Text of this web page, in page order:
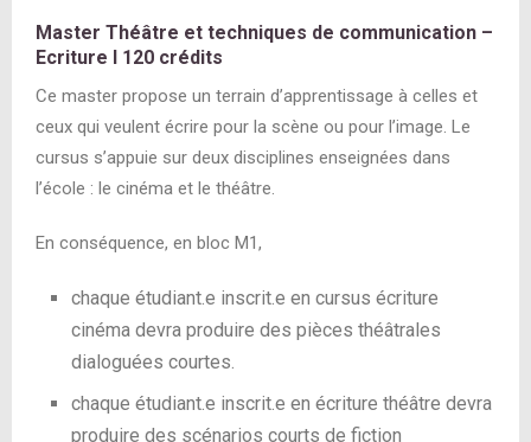
Master Théâtre et techniques de communication –
Ecriture I 120 crédits
Ce master propose un terrain d’apprentissage à celles et
ceux qui veulent écrire pour la scène ou pour l’image. Le
cursus s’appuie sur deux disciplines enseignées dans
l’école : le cinéma et le théâtre.
En conséquence, en bloc M1,
chaque étudiant.e inscrit.e en cursus écriture
cinéma devra produire des pièces théâtrales
dialoguées courtes.
chaque étudiant.e inscrit.e en écriture théâtre devra
produire des scénarios courts de fiction